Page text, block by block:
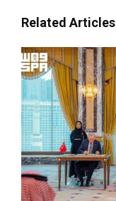
Related Articles